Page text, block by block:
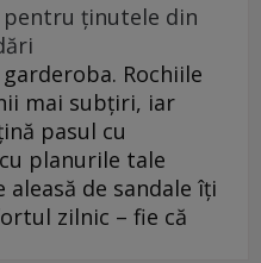
pentru ținutele din
Rochiile
mai subțiri, iar
pasul cu
planurile tale
de sandale îți
zilnic – fie că